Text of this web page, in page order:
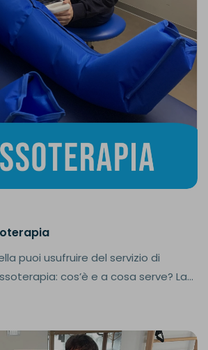
puoi usufruire del servizio di
cos’è e a cosa serve? La...